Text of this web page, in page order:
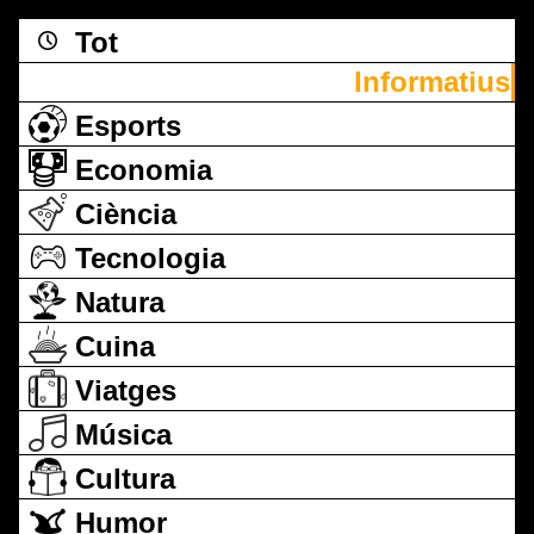
Tot
Informatius
Esports
Economia
Ciència
Tecnologia
Natura
Cuina
Viatges
Música
Cultura
Humor